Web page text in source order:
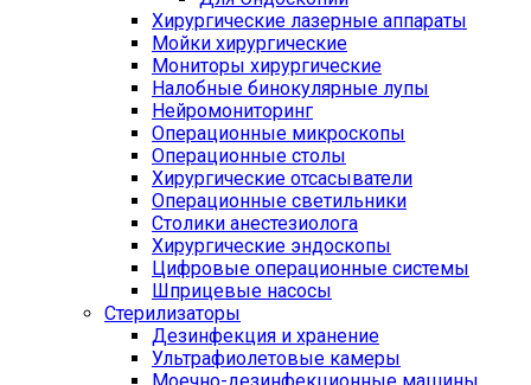
Хирургические лазерные аппараты
Мойки хирургические
Мониторы хирургические
Налобные бинокулярные лупы
Нейромониторинг
Операционные микроскопы
Операционные столы
Хирургические отсасыватели
Операционные светильники
Столики анестезиолога
Хирургические эндоскопы
Цифровые операционные системы
Шприцевые насосы
Стерилизаторы
Дезинфекция и хранение
Ультрафиолетовые камеры